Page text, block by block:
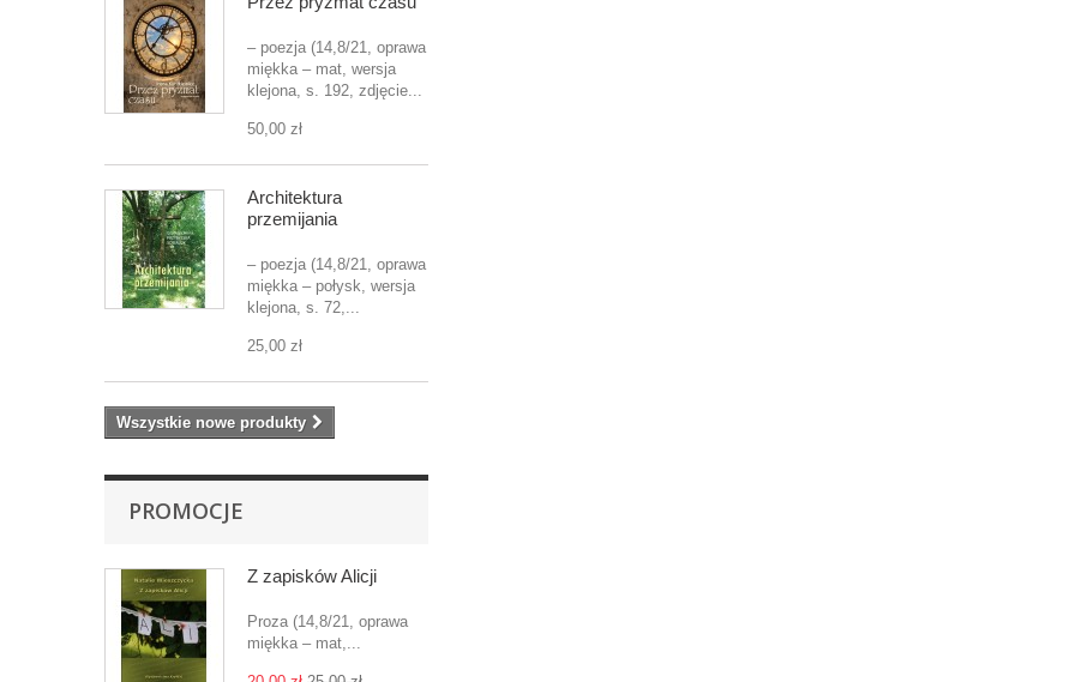
– poezja (14,8/21, oprawa
miękka – mat, wersja
klejona, s. 192, zdjęcie...
50,00 zł
Architektura
przemijania
– poezja (14,8/21, oprawa
miękka – połysk, wersja
klejona, s. 72,...
25,00 zł
Wszystkie nowe produkty
PROMOCJE
Z zapisków Alicji
Proza (14,8/21, oprawa
miękka – mat,...